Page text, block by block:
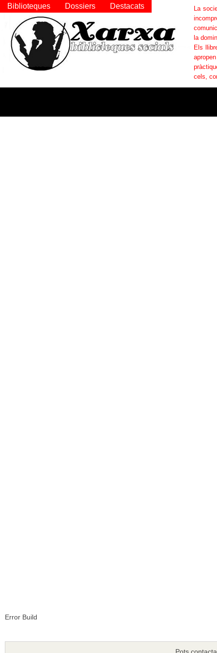
Error Build
La
la
Els
cels,
Biblioteques Dossiers Destacats